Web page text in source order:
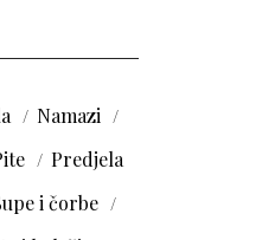
Namazi
Predjela
i čorbe